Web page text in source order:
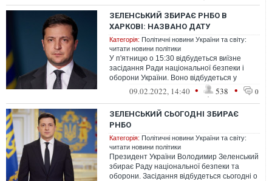
ЗЕЛЕНСЬКИЙ ЗБИРАЄ РНБО В
ХАРКОВІ: НАЗВАНО ДАТУ
Категорія: Політичні новини України та світу:
читати новини політики
У п'ятницю о 15:30 відбудеться виїзне
засідання Ради національної безпеки і
оборони України. Воно відбудеться у
Харкові.09.02.2022, 14:40 • 538 • 0
ЗЕЛЕНСЬКИЙ СЬОГОДНІ ЗБИРАЄ
РНБО
Категорія: Політичні новини України та світу:
читати новини політики
Президент України Володимир Зеленський
збирає Раду національної безпеки та
оборони. Засідання відбудеться сьогодні о